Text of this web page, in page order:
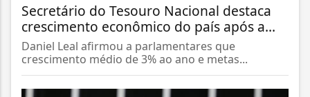
Secretário do Tesouro Nacional destaca
crescimento econômico do país após a...
Daniel Leal afirmou a parlamentares que
crescimento médio de 3% ao ano e metas...